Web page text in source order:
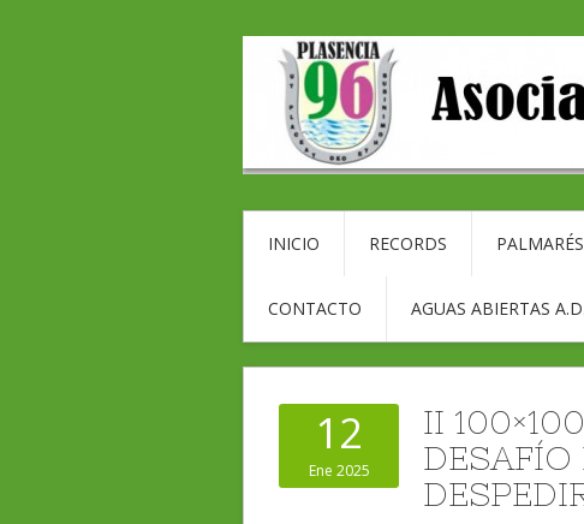
INICIO RECORDS
CONTACTO AGUAS ABIERTAS
12
Ene 2025
II
DESAFÍO